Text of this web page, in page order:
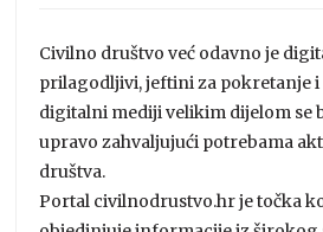
Civilno društvo već odavno je
prilagodljivi, jeftini za pokretanje
digitalni mediji velikim dijelom se
upravo zahvaljujući potrebama
društva.
Portal civilnodrustvo.hr je točka